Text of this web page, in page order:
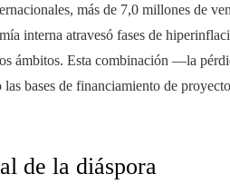
más de 7,0 millones de
interna atravesó fases de
ámbitos. Esta combinación —la
bases de financiamiento de
de la diáspora